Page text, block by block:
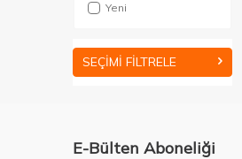
Yeni
SEÇIMI FILTRELE
E-Bülten Aboneliği